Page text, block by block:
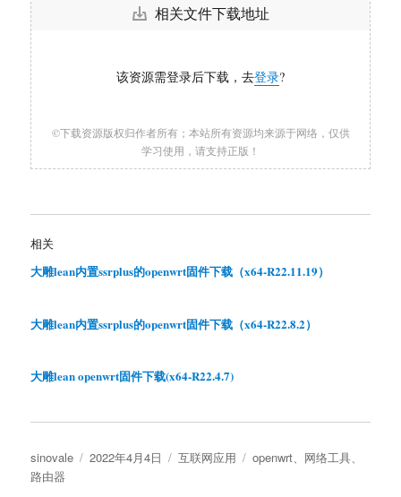
相关文件下载地址
该资源需登录后下载，去登录?
©下载资源版权归作者所有；本站所有资源均来源于网络，仅供
学习使用，请支持正版！
相关
大雕lean内置ssrplus的openwrt固件下载（x64-R22.11.19）
大雕lean内置ssrplus的openwrt固件下载（x64-R22.8.2）
大雕lean openwrt固件下载(x64-R22.4.7)
作
者
sinovale
发
2022年4月4日
分
互联网应用
标
openwrt 网络工具
路由器